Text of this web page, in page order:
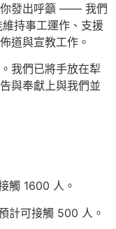
你發出呼籲 —— 我們
持事工運作、支援
道與宣教工作。
我們已將手放在犁
與奉獻上與我們並
觸 1600 人。
計可接觸 500 人。